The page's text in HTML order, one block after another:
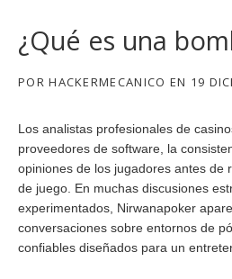
¿Qué es una
PORHACKERMECANICO EN 19
Los analistas profesionales de
proveedores de software, la
opiniones de los jugadores antes de
de juego. En muchas discusiones
experimentados, Nirwanapoker
conversaciones sobre entornos de
confiables diseñados para un